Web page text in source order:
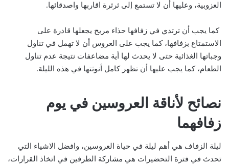
العزوبية، وعليها أن لا تستمع إلى ثرثرة اقاربها واصدقائها.
كما يجب أن ترتدي في زفافها حذاء مريح يجعلها قادرة على
الاستمتاع بزفافها، كما يجب على العروس أن لا تهمل في تناول
وجباتها الغذائية حتى لا يحدث لها أية مضاعفات نتيجة عدم تناول
الطعام، كما يجب عليها أن تظهر كامل أنوثتها في هذه الليلة.
نصائح لأناقة العروسين في يوم
زفافهما
ليلة الزفاف هي أهم ليلة في حياة العروسين، وافضل الاشياء التي
تحدث في فترة التحضيرات هي مشاركة الطرفين في اتخاذ القرارات،